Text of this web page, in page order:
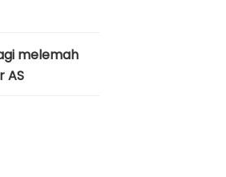
melemah
AS